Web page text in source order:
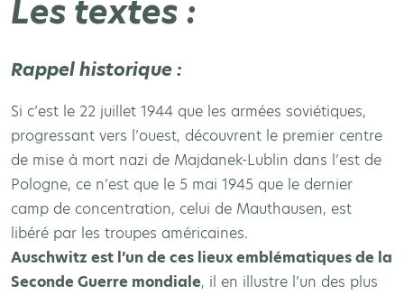
Les textes :
Rappel historique :
Si c’est le 22 juillet 1944 que les armées soviétiques,
progressant vers l’ouest, découvrent le premier centre
de mise à mort nazi de Majdanek-Lublin dans l’est de
Pologne, ce n’est que le 5 mai 1945 que le dernier
camp de concentration, celui de Mauthausen, est
libéré par les troupes américaines.
Auschwitz est l’un de ces lieux emblématiques de la
Seconde Guerre mondiale, il en illustre l’un des plus